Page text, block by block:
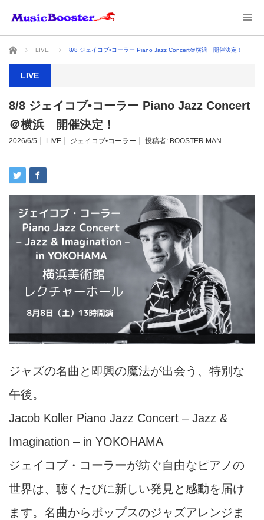
ホーム LIVE 8/8 ジェイコブ•コーラー Piano Jazz Concert＠横浜 開催決定！
LIVE
8/8 ジェイコブ•コーラー Piano Jazz Concert
＠横浜 開催決定！
2026/6/5 LIVE ジェイコブ•コーラー 投稿者: BOOSTER MAN
ジャズの名曲と即興の魔法が出会う、特別な
午後。
Jacob Koller Piano Jazz Concert – Jazz &
Imagination – in YOKOHAMA
ジェイコブ・コーラーが紡ぐ自由なピアノの
世界は、聴くたびに新しい発見と感動を届け
ます。名曲からポップスのジャズアレンジま